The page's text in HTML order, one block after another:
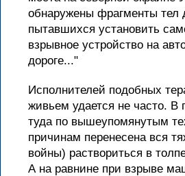
обнаружены фрагменты тел
пытавшихся установить
взрывное устройство на
дороге..."
Исполнителей подобных
живьем удается не часто. В
туда по вышеупомянутым
причинам перенесена вся
войны) раствориться в
А на равнине при взрыве